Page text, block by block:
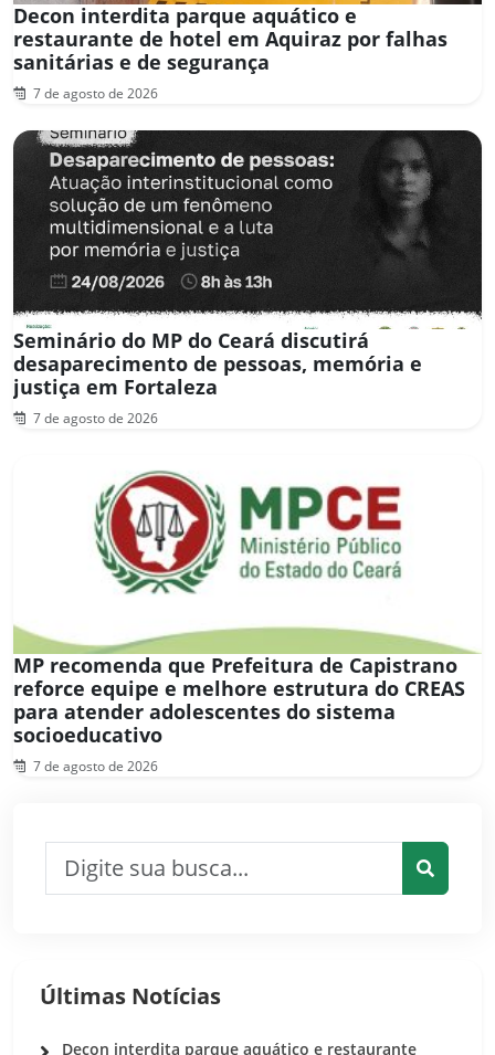
Decon interdita parque aquático e
restaurante de hotel em Aquiraz por falhas
sanitárias e de segurança
7 de agosto de 2026
Seminário do MP do Ceará discutirá
desaparecimento de pessoas, memória e
justiça em Fortaleza
7 de agosto de 2026
MP recomenda que Prefeitura de Capistrano
reforce equipe e melhore estrutura do CREAS
para atender adolescentes do sistema
socioeducativo
7 de agosto de 2026
Últimas Notícias
Decon interdita parque aquático e restaurante